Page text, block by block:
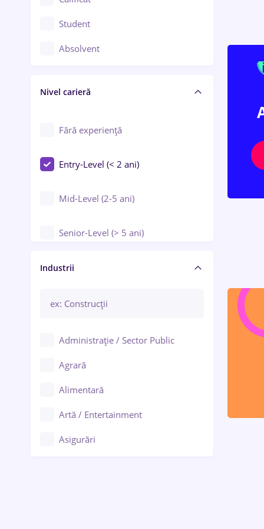
Construcții / Instalații
Controlul calității
Educație / Training / Arte
Student
Absolvent
Nivel carieră
Fără experiență
Entry-Level (< 2 ani)
Mid-Level (2-5 ani)
Senior-Level (> 5 ani)
Manager / Executiv
Industrii
Administrație / Sector Public
Agrară
Alimentară
Artă / Entertainment
Asigurări